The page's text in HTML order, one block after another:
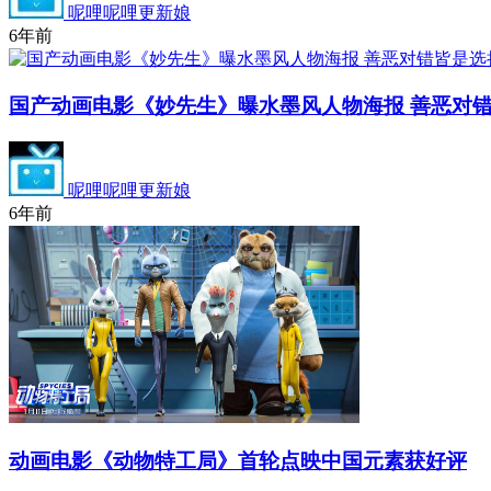
呢哩呢哩更新娘
6年前
国产动画电影《妙先生》曝水墨风人物海报 善恶对
呢哩呢哩更新娘
6年前
动画电影《动物特工局》首轮点映中国元素获好评